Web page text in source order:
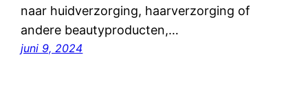
naar huidverzorging, haarverzorging of
andere beautyproducten,…
juni 9, 2024